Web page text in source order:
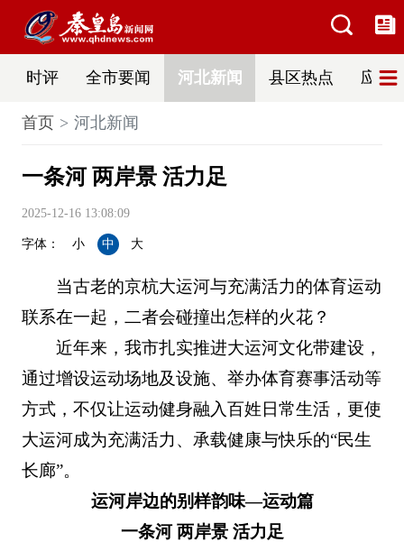
时评 全市要闻 河北新闻 县区热点 应急
首页 河北新闻
一条河 两岸景 活力足
2025-12-16 13:08:09
字体： 小 中 大
当古老的京杭大运河与充满活力的体育运动
联系在一起，二者会碰撞出怎样的火花？
近年来，我市扎实推进大运河文化带建设，
通过增设运动场地及设施、举办体育赛事活动等
方式，不仅让运动健身融入百姓日常生活，更使
大运河成为充满活力、承载健康与快乐的“民生
长廊”。
运河岸边的别样韵味—运动篇
一条河 两岸景 活力足